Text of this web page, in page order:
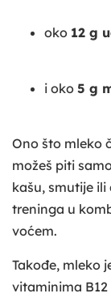
oko 12 g
i oko 5 g
Ono što mleko
možeš piti
kašu, smutije
treninga u
voćem.
Takođe, mleko
vitaminima